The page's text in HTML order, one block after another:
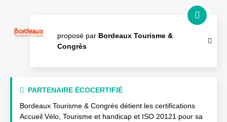
proposé par Bordeaux Tourisme &
Congrès
PARTENAIRE ÉCOCERTIFIÉ
Bordeaux Tourisme & Congrès détient les certifications
Accueil Vélo, Tourisme et handicap et ISO 20121 pour sa